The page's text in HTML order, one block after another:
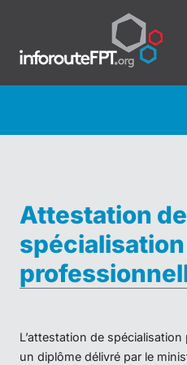
Attestation de
spécialisation
L’attestation de
un diplôme délivré par le